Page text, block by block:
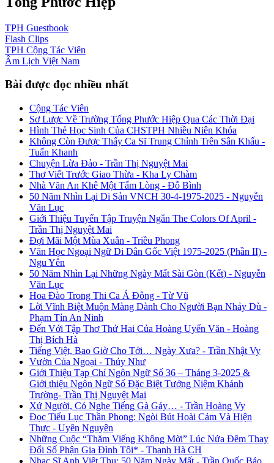
TPH Guestbook
Flash Clips
TPH Cộng Tác Viên
Âm Lịch Việt Nam
Bài được đọc nhiều nhất
Cộng Tác Viên
Sơ Lược Về Trường Tống Phước Hiệp Qua Các Thời Đại
Hình Thẻ Học Sinh Của CHSTPH Nhiều Niên Khóa
Không Còn Được Thấy Ca Sĩ Trung Chỉnh Trên Sân Khấu -
Tuấn Khanh
Chuyện Lừa Đảo - Trần Thị Nguyệt Mai
Thơ Viết Trước Giao Thừa - Kha Ly Chàm
Nhà Văn An Khê Một Tấm Lòng - Đỗ Bình
50 Năm Nhìn Lại Di Sản VNCH 30-4-1975-2025 - Nguyễn
Văn Lục
Giới Thiệu Tuyển Tập Truyện Ngắn The Colors Of April -
Trần Thị Nguyệt Mai
Đợi Mãi Một Mùa Xuân - Triều Phong
Văn Học Ngoại Ngữ Di Dân Gốc Việt 1975-2025 (Phần II) -
Ngu Yên
50 Năm Nhìn Lại Những Ngày Mất Sài Gòn (Kết) - Nguyễn
Văn Lục
Hoa Đào Trong Thi Ca Á Đông - Từ Vũ
Lời Vĩnh Biệt Muộn Màng Dành Cho Người Bạn Nhảy Dù -
Phạm Tín An Ninh
Đến Với Tập Thơ Thứ Hai Của Hoàng Uyển Văn - Hoàng
Thị Bích Hà
Tiếng Việt, Bao Giờ Cho Tới… Ngày Xưa? - Trần Nhật Vy
Vườn Của Ngoại - Thủy Như
Giới Thiệu Tạp Chí Ngôn Ngữ Số 36 – Tháng 3-2025 &
Giới thiệu Ngôn Ngữ Số Đặc Biệt Tưởng Niệm Khánh
Trường- Trần Thị Nguyệt Mai
Xứ Người, Có Nghe Tiếng Gà Gáy… - Trần Hoàng Vy
Đọc Tiểu Lục Thần Phong: Ngòi Bút Hoài Cảm Và Hiện
Thực - Uyên Nguyên
Những Cuộc “Thăm Viếng Không Mời” Lúc Nửa Đêm Thay
Đổi Số Phận Gia Đình Tôi* - Thanh Hà CH
Nhạc Sĩ Anh Việt Thu: 50 Năm Ngày Mất - Trần Quốc Bảo